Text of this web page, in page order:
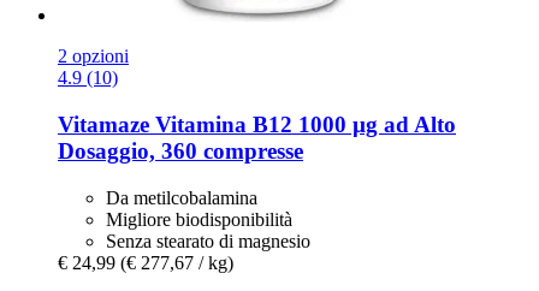
2 opzioni
4.9 (10)
Vitamaze Vitamina B12 1000 µg ad Alto
Dosaggio, 360 compresse
Da metilcobalamina
Migliore biodisponibilità
Senza stearato di magnesio
€ 24,99 (€ 277,67 / kg)